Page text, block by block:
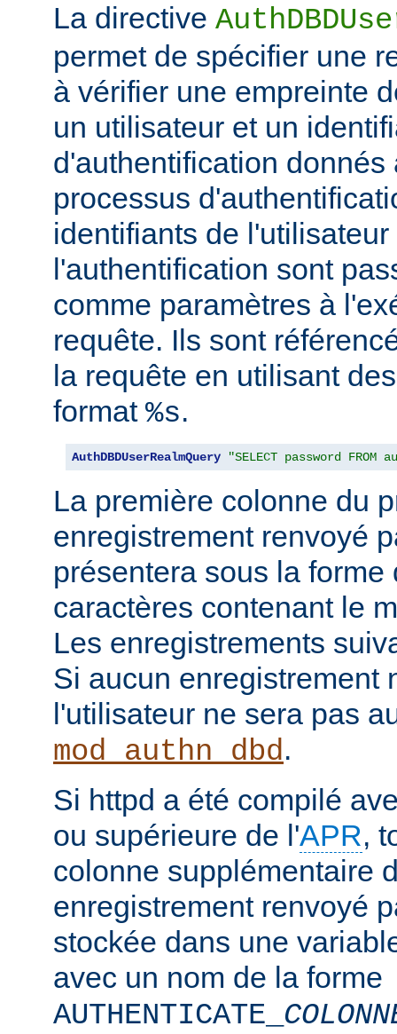
La directive
permet de spécifier une
à vérifier une empreinte
un utilisateur et un
d'authentification donnés
processus
identifiants de l'utilisateur
l'authentification sont
comme paramètres à
requête. Ils sont
la requête en utilisant
format %s.
AuthDBDUserRealmQuery "SELECT password FROM
La première colonne du
enregistrement renvoyé
présentera sous la
caractères contenant le
Les enregistrements
Si aucun enregistrement
l'utilisateur ne sera pas
mod_authn_dbd.
Si httpd a été compilé
ou supérieure de l'APR,
colonne supplémentaire
enregistrement renvoyé
stockée dans une
avec un nom de la forme
AUTHENTICATE_